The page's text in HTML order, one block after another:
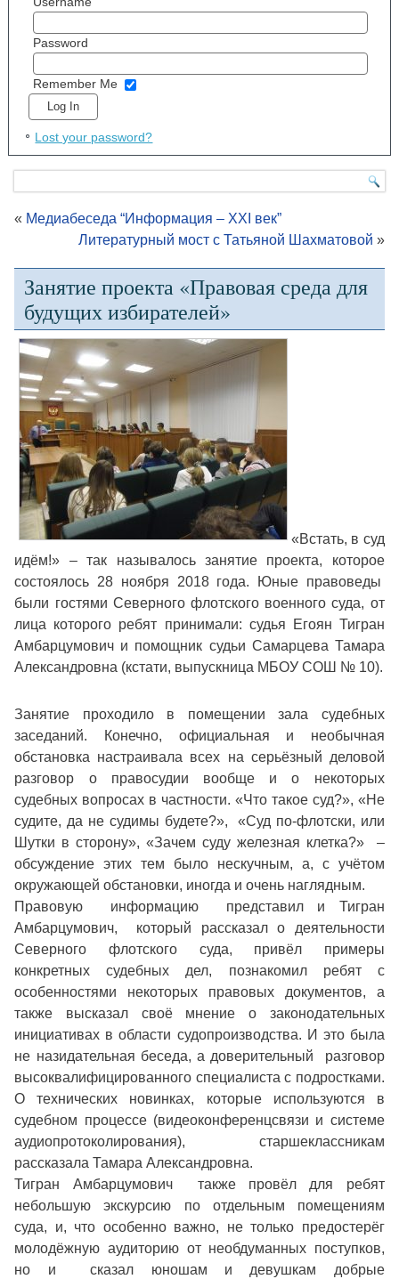
Password
Remember Me
Lost your password?
« Медиабеседа “Информация – XXI век”
Литературный мост с Татьяной Шахматовой »
Занятие проекта «Правовая среда для
будущих избирателей»
«Встать, в суд
идём!» – так называлось занятие проекта, которое
состоялось 28 ноября 2018 года. Юные правоведы
были гостями Северного флотского военного суда, от
лица которого ребят принимали: судья Егоян Тигран
Амбарцумович и помощник судьи Самарцева Тамара
Александровна (кстати, выпускница МБОУ СОШ № 10).
Занятие проходило в помещении зала судебных
заседаний. Конечно, официальная и необычная
обстановка настраивала всех на серьёзный деловой
разговор о правосудии вообще и о некоторых
судебных вопросах в частности. «Что такое суд?», «Не
судите, да не судимы будете?», «Суд по-флотски, или
Шутки в сторону», «Зачем суду железная клетка?» –
обсуждение этих тем было нескучным, а, с учётом
окружающей обстановки, иногда и очень наглядным.
Правовую информацию представил и Тигран
Амбарцумович, который рассказал о деятельности
Северного флотского суда, привёл примеры
конкретных судебных дел, познакомил ребят с
особенностями некоторых правовых документов, а
также высказал своё мнение о законодательных
инициативах в области судопроизводства. И это была
не назидательная беседа, а доверительный разговор
высоквалифицированного специалиста с подростками.
О технических новинках, которые используются в
судебном процессе (видеоконференцсвязи и системе
аудиопротоколирования), старшеклассникам
рассказала Тамара Александровна.
Тигран Амбарцумович также провёл для ребят
небольшую экскурсию по отдельным помещениям
суда, и, что особенно важно, не только предостерёг
молодёжную аудиторию от необдуманных поступков,
но и сказал юношам и девушкам добрые